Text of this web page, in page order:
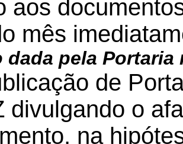
aos
mês
dada pela Portaria
de
divulgando o
na